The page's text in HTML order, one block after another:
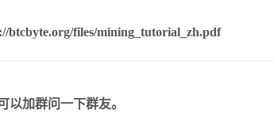
btcbyte.org/files/mining_tutorial_zh.pdf
以加群问一下群友。